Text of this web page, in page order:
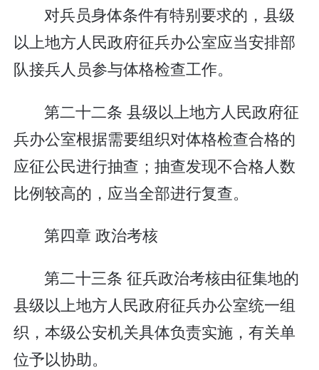
对兵员身体条件有特别要求的，县级
以上地方人民政府征兵办公室应当安排部
队接兵人员参与体格检查工作。
第二十二条 县级以上地方人民政府征
兵办公室根据需要组织对体格检查合格的
应征公民进行抽查；抽查发现不合格人数
比例较高的，应当全部进行复查。
第四章 政治考核
第二十三条 征兵政治考核由征集地的
县级以上地方人民政府征兵办公室统一组
织，本级公安机关具体负责实施，有关单
位予以协助。